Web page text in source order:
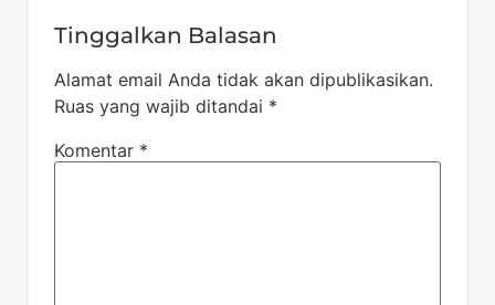
Tinggalkan Balasan
Alamat email Anda tidak akan dipublikasikan.
Ruas yang wajib ditandai *
Komentar *